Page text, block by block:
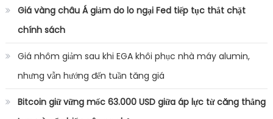
Giá vàng châu Á giảm do lo ngại Fed tiếp tục thắt chặt
chính sách
Giá nhôm giảm sau khi EGA khôi phục nhà máy alumin,
nhưng vẫn hướng đến tuần tăng giá
Bitcoin giữ vững mốc 63.000 USD giữa áp lực từ căng thẳng